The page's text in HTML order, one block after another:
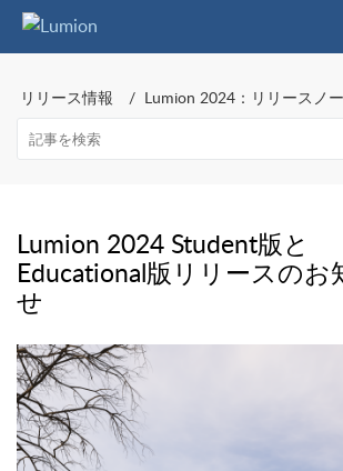
リリース情報 Lumion 2024：リリースノ
Lumion 2024 Student版と
Educational版リリースのお
せ